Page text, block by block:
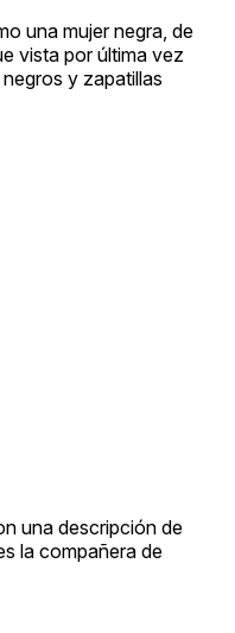
una mujer negra, de
vista por última vez
y zapatillas
una descripción de
la compañera de